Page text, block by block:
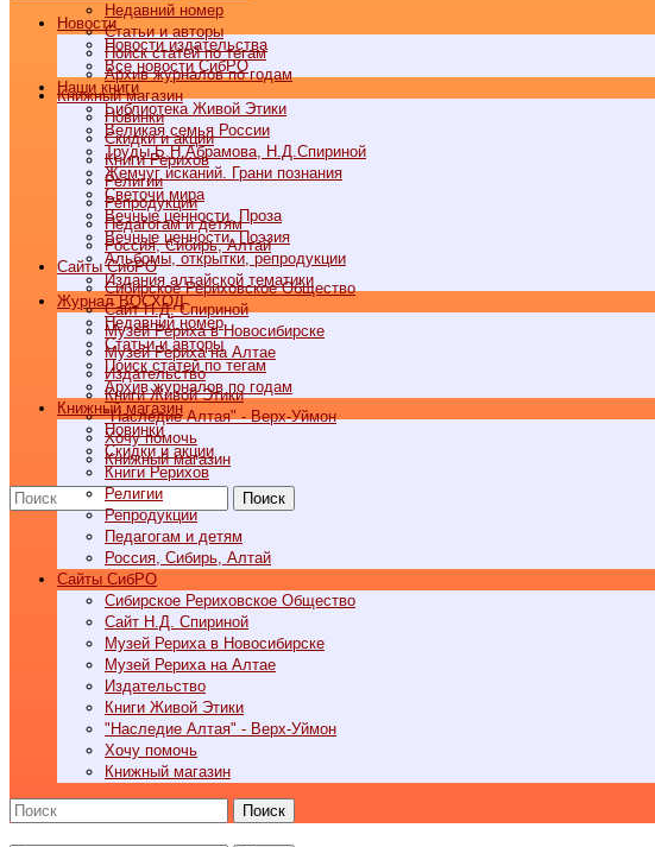
Недавний номер
Статьи и авторы
Поиск статей по тегам
Архив журналов по годам
Книжный магазин
Новинки
Скидки и акции
Книги Рерихов
Религии
Репродукции
Педагогам и детям
Россия, Сибирь, Алтай
Cайты СибРО
Сибирское Рериховское Общество
Сайт Н.Д. Спириной
Музей Рериха в Новосибирске
Музей Рериха на Алтае
Издательство
Книги Живой Этики
"Наследие Алтая" - Верх-Уймон
Хочу помочь
Книжный магазин
Поиск
Новости
Новости издательства
Все новости СибРО
Наши книги
Библиотека Живой Этики
Великая семья России
Труды Б.Н.Абрамова, Н.Д.Спириной
Жемчуг исканий. Грани познания
Светочи мира
Вечные ценности. Проза
Вечные ценности. Поэзия
Альбомы, открытки, репродукции
Издания алтайской тематики
Журнал ВОСХОД
Недавний номер
Статьи и авторы
Поиск статей по тегам
Архив журналов по годам
Книжный магазин
Новинки
Скидки и акции
Книги Рерихов
Религии
Репродукции
Педагогам и детям
Россия, Сибирь, Алтай
Cайты СибРО
Сибирское Рериховское Общество
Сайт Н.Д. Спириной
Музей Рериха в Новосибирске
Музей Рериха на Алтае
Издательство
Книги Живой Этики
"Наследие Алтая" - Верх-Уймон
Хочу помочь
Книжный магазин
Поиск